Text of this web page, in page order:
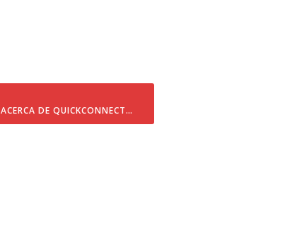
ACERCA DE QUICKCONNECT…